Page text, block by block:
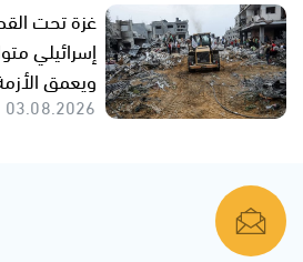
غزة تحت
إسرائيلي
ويعمق
03.08.2026